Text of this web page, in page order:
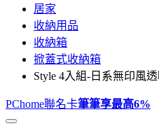
居家
收納用品
收納箱
掀蓋式收納箱
Style 4入組-日系無印風
PChome聯名卡筆筆享最高6%